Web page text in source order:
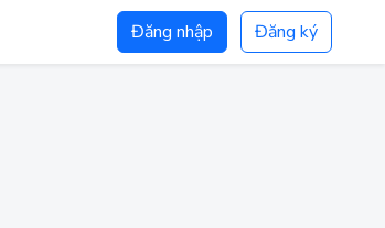
Đăng nhập Đăng ký